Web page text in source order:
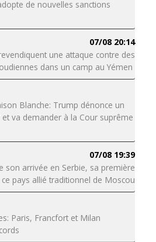
de nouvelles sanctions
07/08 20:14
une attaque contre des
dans un camp au Yémen
Blanche: Trump dénonce un
va demander à la Cour suprême
07/08 19:39
son arrivée en Serbie, sa première
pays allié traditionnel de Moscou
Paris, Francfort et Milan